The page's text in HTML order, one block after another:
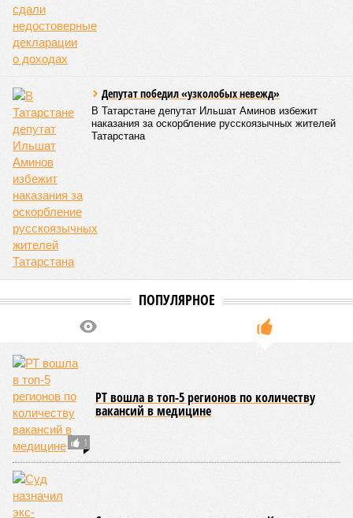
Депутат победил «узколобых невежд»
В Татарстане депутат Ильшат Аминов избежит
наказания за оскорбление русскоязычных жителей
Татарстана
ПОПУЛЯРНОЕ
1
РТ вошла в топ-5 регионов по количеству
вакансий в медицине